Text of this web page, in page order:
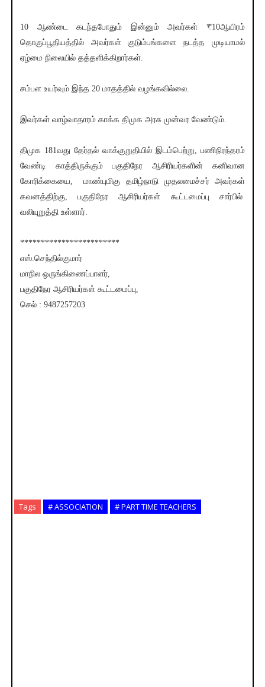
10 ஆண்டை கடந்தபோதும் இன்னும் அவர்கள் ₹10ஆயிரம்
தொகுப்பூதியத்தில் அவர்கள் குடும்பங்களை நடத்த முடியாமல்
ஏழ்மை நிலையில் தத்தளிக்கிறார்கள்.
சம்பள உயர்வும் இந்த 20 மாதத்தில் வழங்கவில்லை.
இவர்கள் வாழ்வாதாரம் காக்க திமுக அரசு முன்வர வேண்டும்.
திமுக 181வது தேர்தல் வாக்குறுதியில் இடம்பெற்று, பணிநிரந்தரம்
வேண்டி காத்திருக்கும் பகுதிநேர ஆசிரியர்களின் கனிவான
கோரிக்கையை, மாண்புமிகு தமிழ்நாடு முதலமைச்சர் அவர்கள்
கவனத்திற்கு, பகுதிநேர ஆசிரியர்கள் கூட்டமைப்பு சார்பில்
வலியுறுத்தி உள்ளார்.
************************
எஸ்.செந்தில்குமார்
மாநில ஒருங்கிணைப்பாளர்,
பகுதிநேர ஆசிரியர்கள் கூட்டமைப்பு,
செல் : 9487257203
Tags # ASSOCIATION # PART TIME TEACHERS